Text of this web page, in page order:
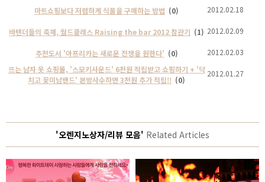
마트쇼핑보다 저렴하게 식품을 구매하는 방법 (0) 2012.02.18
바텐더들의 축제, 월드클래스 Raising the bar 2012 참관기 (1) 2012.02.09
추천도서 '아프리카는 새로운 전쟁을 원한다' (0)
2012.02.03
뜨는 남자 옷 쇼핑몰, '스모키사운드' 6천원 적립받고 쇼핑하기 + '닥
치고 꽃미남밴드' 본방사수하면 3천원 추가 적립!! (0)
2012.01.27
'오렌지노상자/리뷰 모음' Related Articles